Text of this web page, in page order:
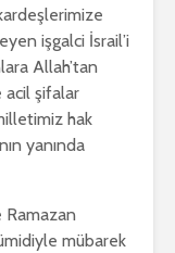
işgalci İsrail’i
Allah’tan
acil şifalar
hak
yanında
mübarek